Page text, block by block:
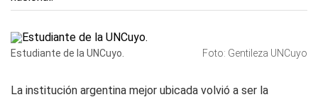
Estudiante de la UNCuyo. Foto: Gentileza UNCuyo
La institución argentina mejor ubicada volvió a ser la